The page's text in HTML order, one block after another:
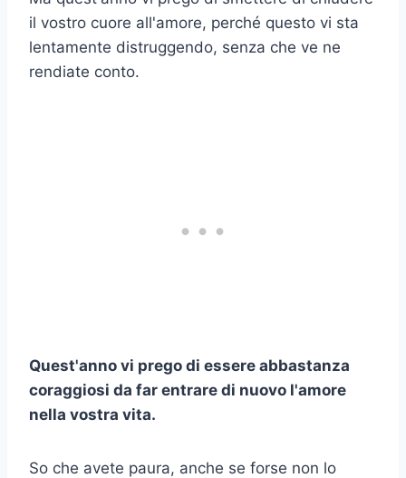
il vostro cuore all'amore, perché questo vi sta
lentamente distruggendo, senza che ve ne
rendiate conto.
Quest'anno vi prego di essere abbastanza
coraggiosi da far entrare di nuovo l'amore
nella vostra vita.
So che avete paura, anche se forse non lo